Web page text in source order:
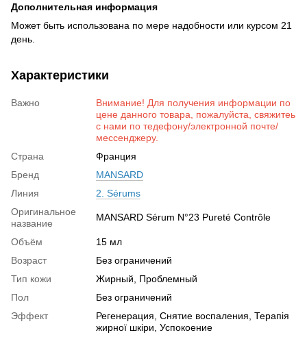
Дополнительная информация
Может быть использована по мере надобности или курсом 21
день.
Характеристики
Важно
Внимание! Для получения информации по
цене данного товара, пожалуйста, свяжитеь
с нами по тедефону/электронной почте/
мессенджеру.
Страна
Франция
Бренд
MANSARD
Линия
2. Sérums
Оригинальное
название
MANSARD Sérum N°23 Pureté Contrôle
Объём
15 мл
Возраст
Без ограничений
Тип кожи
Жирный, Проблемный
Пол
Без ограничений
Эффект
Регенерация, Снятие воспаления, Терапія
жирної шкіри, Успокоение